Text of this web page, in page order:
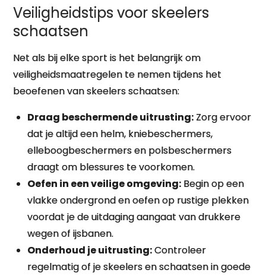
Veiligheidstips voor skeelers
schaatsen
Net als bij elke sport is het belangrijk om
veiligheidsmaatregelen te nemen tijdens het
beoefenen van skeelers schaatsen:
Draag beschermende uitrusting: Zorg ervoor
dat je altijd een helm, kniebeschermers,
elleboogbeschermers en polsbeschermers
draagt om blessures te voorkomen.
Oefen in een veilige omgeving: Begin op een
vlakke ondergrond en oefen op rustige plekken
voordat je de uitdaging aangaat van drukkere
wegen of ijsbanen.
Onderhoud je uitrusting:Controleer
regelmatig of je skeelers en schaatsen in goede